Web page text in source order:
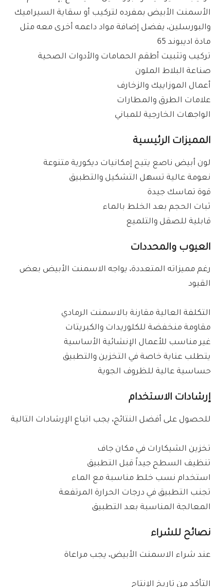
الأسمنت الأبيض بمفرده لتركيب أو سقاية السيراميك
والبورسلين، يفضل إضافة مواد داعمه أخرى معه مثل
مادة اديبوند 65
تركيب وتثبيت أطقم الحمامات والأدوات الصحية
صناعة البلاط الملون
أعمال الموزاييك والزخارف
علامات الطرق والمطارات
الواجهات الخارجية للمباني
المميزات الرئيسية
لون أبيض ناصع يتيح إمكانيات ديكورية متنوعة
نعومة عالية تسهل التشكيل والتطبيق
قوة تماسك جيدة
ثبات الحجم بعد الخلط بالماء
قابلية للصقل والتلميع
العيوب والمحددات
رغم مميزاته المتعددة، يواجه الاسمنت الأبيض بعض
القيود
التكلفة العالية مقارنة بالاسمنت الرمادي
مقاومة منخفضة للكلوريدات والكبريتات
غير مناسب للأعمال الإنشائية الأساسية
يتطلب عناية خاصة في التخزين والتطبيق
حساسية عالية للظروف الجوية
إرشادات الاستخدام
للحصول على أفضل النتائج، يجب اتباع الإرشادات التالية
تخزين الشيكارات في مكان جاف
تنظيف السطح جيداً قبل التطبيق
استخدام نسب خلط مناسبة مع الماء
تجنب التطبيق في درجات الحرارة المرتفعة
المعالجة المناسبة بعد التطبيق
نصائح للشراء
عند شراء الاسمنت الأبيض، يجب مراعاة
التأكد من تاريخ الإنتاج